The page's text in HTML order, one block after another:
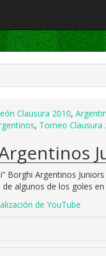
Clausura 2010,
, Torneo Clausura
Borghi Argentinos
de algunos de los goles